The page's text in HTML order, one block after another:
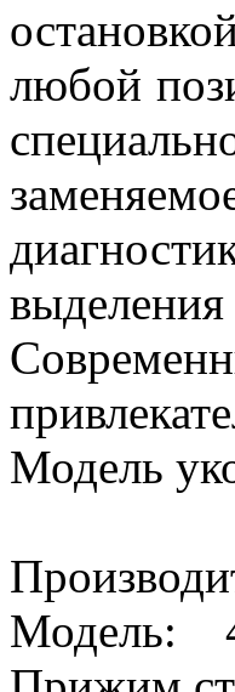
любой
выделения
Модель
Модель: